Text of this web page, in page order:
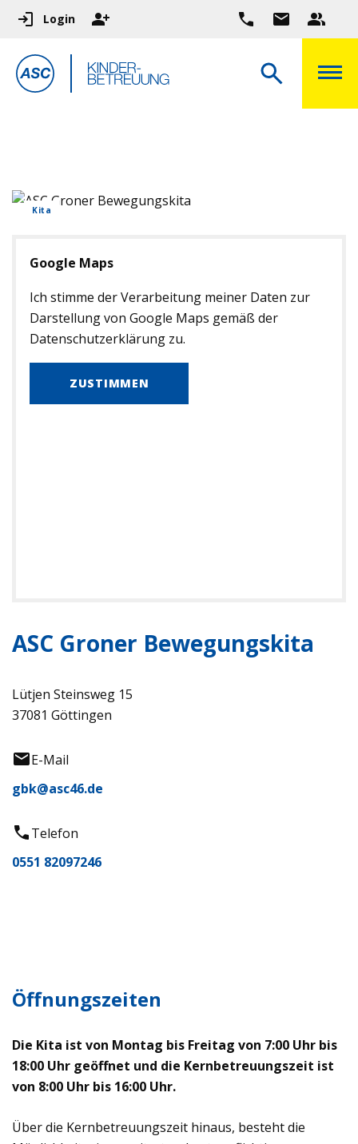
Login
Kita
Google Maps
Ich stimme der Verarbeitung meiner Daten zur
Darstellung von Google Maps gemäß der
Datenschutzerklärung zu.
ZUSTIMMEN
ASC Groner Bewegungskita
Lütjen Steinsweg 15
37081 Göttingen
E-Mail
gbk@asc46.de
Telefon
0551 82097246
Öffnungszeiten
Die Kita ist von Montag bis Freitag von 7:00 Uhr bis
18:00 Uhr geöffnet und die Kernbetreuungszeit ist
von 8:00 Uhr bis 16:00 Uhr.
Über die Kernbetreuungszeit hinaus, besteht die